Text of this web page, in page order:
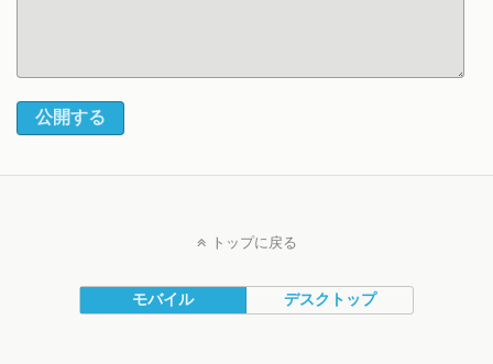
公開する
トップに戻る
モバイル デスクトップ